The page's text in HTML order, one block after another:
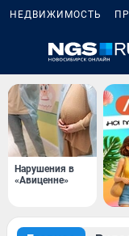
НЕДВИЖИМОСТЬ
Нарушения в
«Авиценне»